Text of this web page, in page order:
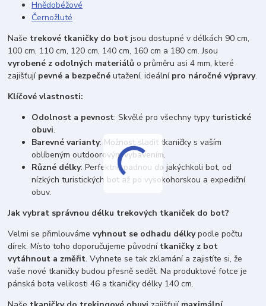
Hnědobéžové
Černožluté
Naše trekové tkaničky do bot jsou dostupné v délkách 90 cm,
100 cm, 110 cm, 120 cm, 140 cm, 160 cm a 180 cm. Jsou
vyrobené z odolných materiálů o průměru asi 4 mm, které
zajišťují pevné a bezpečné utažení, ideální pro náročné výpravy.
Klíčové vlastnosti:
Odolnost a pevnost: Skvělé pro všechny typy turistické
obuvi.
Barevné varianty: Možnost sladit tkaničky s vaším
oblíbeným outdoorovým vybavením.
Různé délky: Perfektně padnou do jakýchkoli bot, od
nízkých turistických bot až po vysokohorskou a expediční
obuv.
Jak vybrat správnou délku trekových tkaniček do bot?
Velmi se přimlouvámevyhnout se odhadu délkypodle počtu
dírek. Místo toho doporučujeme původní tkaničky z bot
vytáhnout a změřit. Vyhnete se tak zklamání a zajistíte si, že
vaše nové tkaničky budou přesně sedět. Na produktové fotce je
pánská bota velikosti 46 a tkaničky délky 140 cm.